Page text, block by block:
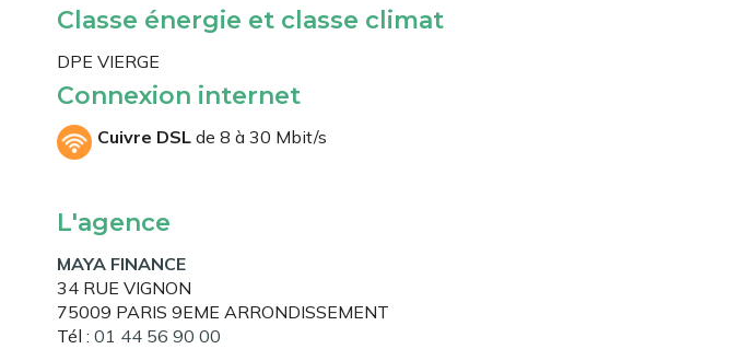
Classe énergie et classe climat
DPE VIERGE
Connexion internet
Cuivre DSL de 8 à 30 Mbit/s
L'agence
MAYA FINANCE
34 RUE VIGNON
75009 PARIS 9EME ARRONDISSEMENT
Tél : 01 44 56 90 00